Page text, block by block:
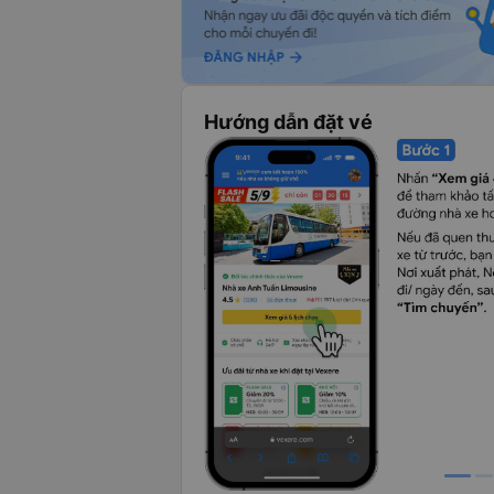
Hướng dẫn đặt vé